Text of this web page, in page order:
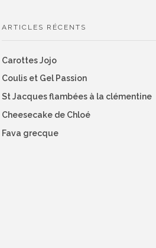
ARTICLES RÉCENTS
Carottes Jojo
Coulis et Gel Passion
St Jacques flambées à la clémentine
Cheesecake de Chloé
Fava grecque